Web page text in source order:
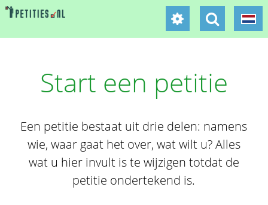
Start een petitie
Een petitie bestaat uit drie delen: namens
wie, waar gaat het over, wat wilt u? Alles
wat u hier invult is te wijzigen totdat de
petitie ondertekend is.